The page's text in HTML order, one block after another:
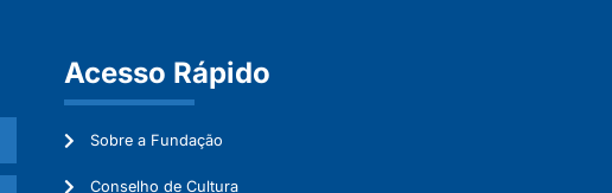
Acesso Rápido
Sobre a Fundação
Conselho de Cultura